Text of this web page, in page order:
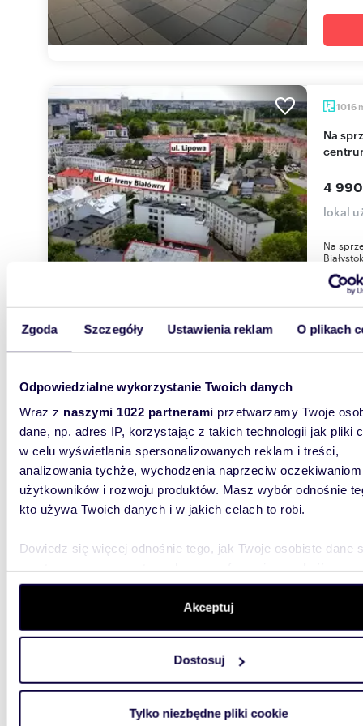
Zgoda Szczegóły Ustawienia reklam O plikach
Odpowiedzialne wykorzystanie Twoich danych
Wraz z naszymi 1022 partnerami przetwarzamy Twoje
dane, np. adres IP, korzystając z takich technologii jak pliki
w celu wyświetlania spersonalizowanych reklam i treści,
analizowania tychże, wychodzenia naprzeciw oczekiwaniom
użytkowników i rozwoju produktów. Masz wybór odnośnie
kto używa Twoich danych i w jakich celach to robi.
Dowiedz się więcej odnośnie tego, jak Twoje osobiste dane
szczegółów. W Deklaracji plików cookie możesz zmienić
wycofać swoją zgodę w dowolnej chwili.
aby oferować funkcje społecznościowe i analizować ruch w
witrynie. Informacje o tym, jak korzystasz z naszej witryny,
analitycznym. Partnerzy mogą połączyć te informacje z
Akceptuj
Dostosuj
Tylko niezbędne pliki cookie
1016
Na sprzedaż inwestycyjny lokal 1016 m² w
4
lokal
Na
Sprzedam inwestycyjny lokal 1527 m² z najemcą
Action
6
67m